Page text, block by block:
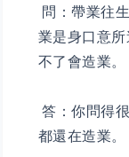
問：帶業往
業是身口意
不了會造業。
答：你問得
都還在造業